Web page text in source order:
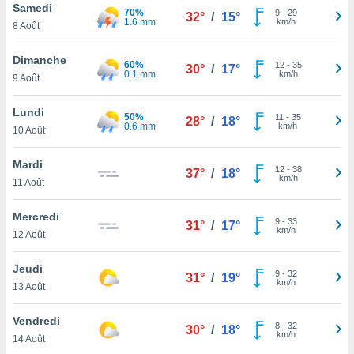
et
vous
de
de
le
un
la
du
Samedi
8 Août
70%
1.6 mm
32° / 15° 9- 29
km/h
Dimanche
9 Août
60%
0.1 mm
30° / 17° 12- 35
km/h
Lundi
10 Août
50%
0.6 mm
28° / 18° 11 - 35
km/h
Mardi
11 Août
37° / 18° 12- 38
km/h
Mercredi
12 Août
31° / 17° 9- 33
km/h
Jeudi
13 Août
31° / 19° 9- 32
km/h
Vendredi
14 Août
30° / 18° 8- 32
km/h